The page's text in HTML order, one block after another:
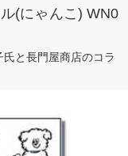
(にゃんこ) WN0
と長門屋商店のコラ